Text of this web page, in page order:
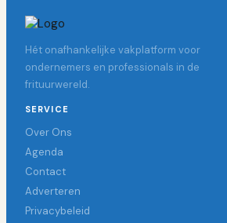
Hét onafhankelijke vakplatform voor
ondernemers en professionals in de
frituurwereld.
SERVICE
Over Ons
Agenda
Contact
Adverteren
Privacybeleid